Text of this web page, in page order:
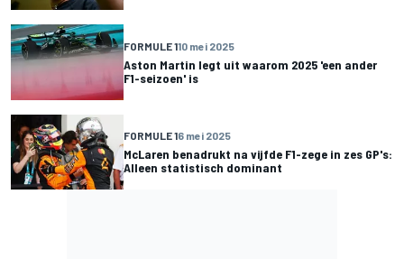
FORMULE 110 mei 2025
Aston Martin legt uit waarom 2025 'een ander
F1-seizoen' is
FORMULE 16 mei 2025
McLaren benadrukt na vijfde F1-zege in zes GP's:
Alleen statistisch dominant